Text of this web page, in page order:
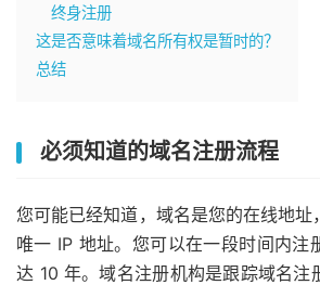
终身注册
这是否意味着域名所有权是暂时的？
总结
必须知道的域名注册流程
您可能已经知道，域名是您的在线地址
唯一 IP 地址。您可以在一段时间内注
达 10 年。域名注册机构是跟踪域名注